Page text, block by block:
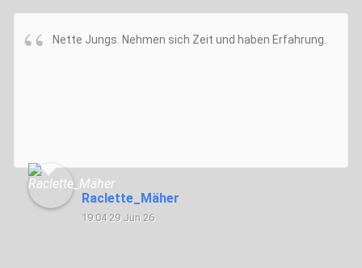
Nette Jungs. Nehmen sich Zeit und haben Erfahrung.
Raclette_Mäher
19:04 29 Jun 26